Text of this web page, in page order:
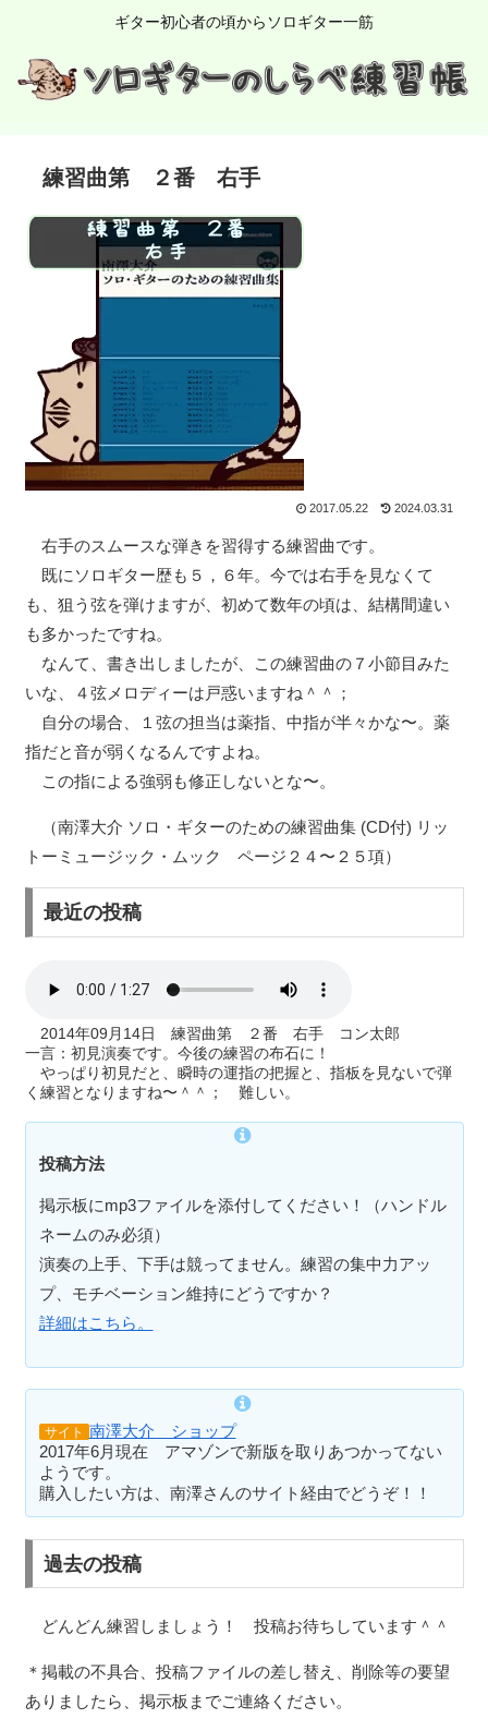
ギター初心者の頃からソロギター一筋
練習曲第 ２番 右手
2017.05.22 2024.03.31
右手のスムースな弾きを習得する練習曲です。
既にソロギター歴も５，６年。今では右手を見なくて
も、狙う弦を弾けますが、初めて数年の頃は、結構間違い
も多かったですね。
なんて、書き出しましたが、この練習曲の７小節目みた
いな、４弦メロディーは戸惑いますね＾＾；
自分の場合、１弦の担当は薬指、中指が半々かな〜。薬
指だと音が弱くなるんですよね。
この指による強弱も修正しないとな〜。
（南澤大介 ソロ・ギターのための練習曲集 (CD付) リッ
トーミュージック・ムック ページ２４〜２５項）
最近の投稿
2014年09月14日 練習曲第 ２番 右手 コン太郎
一言：初見演奏です。今後の練習の布石に！
やっぱり初見だと、瞬時の運指の把握と、指板を見ないで弾
く練習となりますね〜＾＾； 難しい。
投稿方法
掲示板にmp3ファイルを添付してください！（ハンドル
ネームのみ必須）
演奏の上手、下手は競ってません。練習の集中力アッ
プ、モチベーション維持にどうですか？
詳細はこちら。
サイト 南澤大介 ショップ
2017年6月現在 アマゾンで新版を取りあつかってない
ようです。
購入したい方は、南澤さんのサイト経由でどうぞ！！
過去の投稿
どんどん練習しましょう！ 投稿お待ちしています＾＾
＊掲載の不具合、投稿ファイルの差し替え、削除等の要望
ありましたら、掲示板までご連絡ください。